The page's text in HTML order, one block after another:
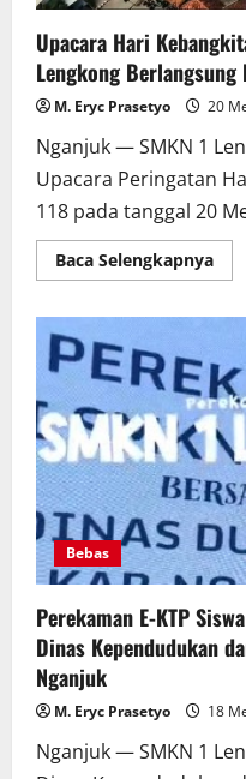
Upacara Hari
Lengkong Berlangsung
M. Eryc Prasetyo 20
Nganjuk — SMKN 1
Upacara Peringatan
118 pada tanggal 20
Baca SelengkapnyaRead
more
ke-
118
di
1
Bebas
Perekaman E-KTP
Dinas Kependudukan
Nganjuk
M. Eryc Prasetyo 18
Nganjuk — SMKN 1